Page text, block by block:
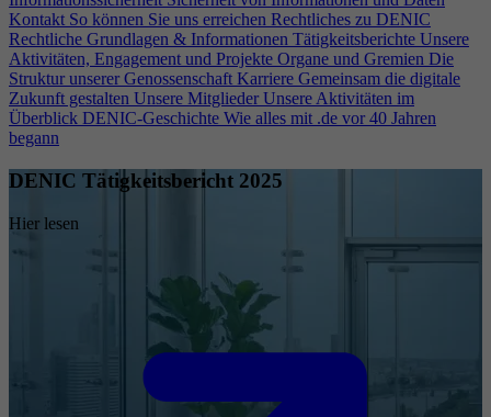
Kontakt So können Sie uns erreichen Rechtliches zu DENIC
Rechtliche Grundlagen & Informationen Tätigkeitsberichte Unsere
Aktivitäten, Engagement und Projekte Organe und Gremien Die
Struktur unserer Genossenschaft Karriere Gemeinsam die digitale
Zukunft gestalten Unsere Mitglieder Unsere Aktivitäten im
Überblick DENIC-Geschichte Wie alles mit .de vor 40 Jahren
begann
DENIC Tätigkeitsbericht 2025
Hier lesen